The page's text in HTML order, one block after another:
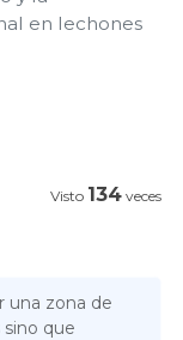
en lechones
Visto 134 veces
una zona de
que